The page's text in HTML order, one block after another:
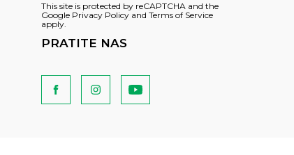
This site is protected by reCAPTCHA and the
Google Privacy Policy and Terms of Service
apply.
PRATITE NAS